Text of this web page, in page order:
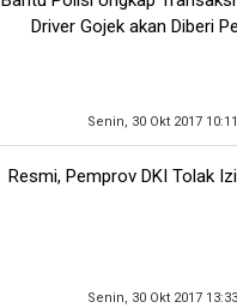
Driver Gojek akan Diberi
Senin, 30 Okt 2017
Resmi, Pemprov DKI Tolak
Senin, 30 Okt 2017